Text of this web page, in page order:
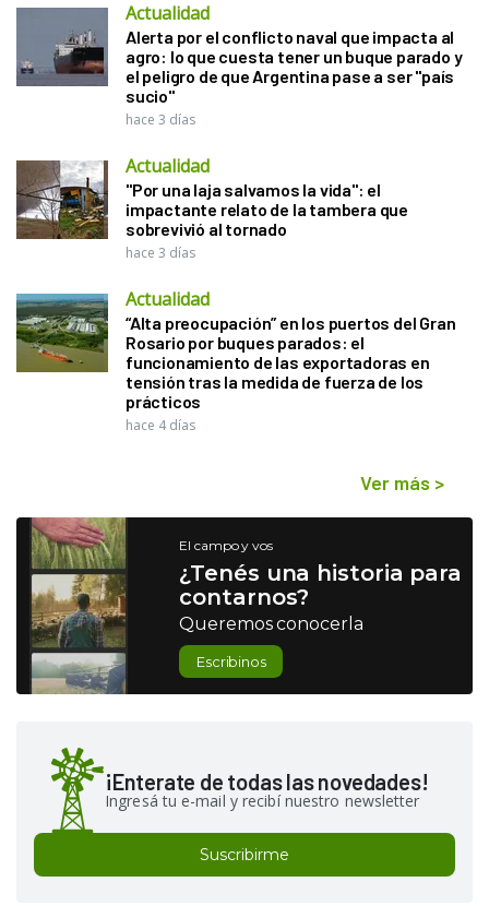
Actualidad
Alerta por el conflicto naval que impacta al
agro: lo que cuesta tener un buque parado y
el peligro de que Argentina pase a ser "país
sucio"
hace 3 días
Actualidad
"Por una laja salvamos la vida": el
impactante relato de la tambera que
sobrevivió al tornado
hace 3 días
Actualidad
“Alta preocupación” en los puertos del Gran
Rosario por buques parados: el
funcionamiento de las exportadoras en
tensión tras la medida de fuerza de los
prácticos
hace 4 días
Ver más >
El campo y vos
¿Tenés una historia para
contarnos?
Queremos conocerla
Escribinos
¡Enterate de todas las novedades!
Ingresá tu e-mail y recibí nuestro newsletter
Suscribirme